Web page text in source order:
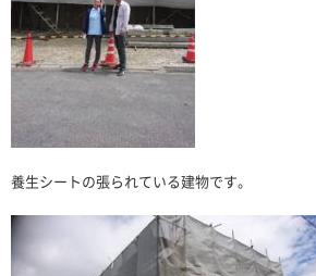
養生シートの張られている建物です。